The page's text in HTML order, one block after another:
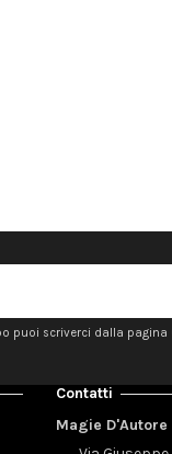
puoi scriverci dalla pagina
Contatti
Magie